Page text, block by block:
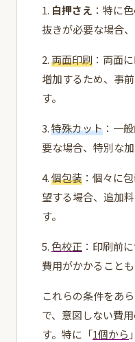
1. 白押さえ ：特に
抜きが必要な場合
2.両面印刷 ：両面
増加するため、事
す。
3.特殊カット ：一
要な場合、特別な
4.個包装 ：個々に
望する場合、追加
す。
5. 色校正 ：印刷前
費用がかかることも
これらの条件をあ
で、意図しない費
す。特に「1個から